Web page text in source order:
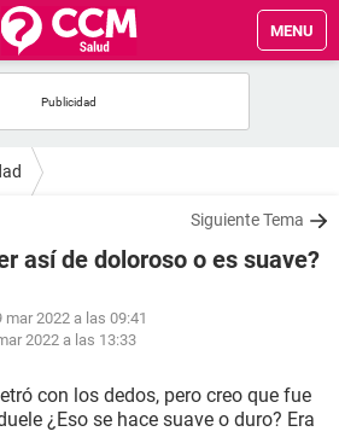
MENU
Siguiente Tema
así de doloroso o es suave?
2022 a las 09:41
2022 a las 13:33
con los dedos, pero creo que fue
¿Eso se hace suave o duro? Era